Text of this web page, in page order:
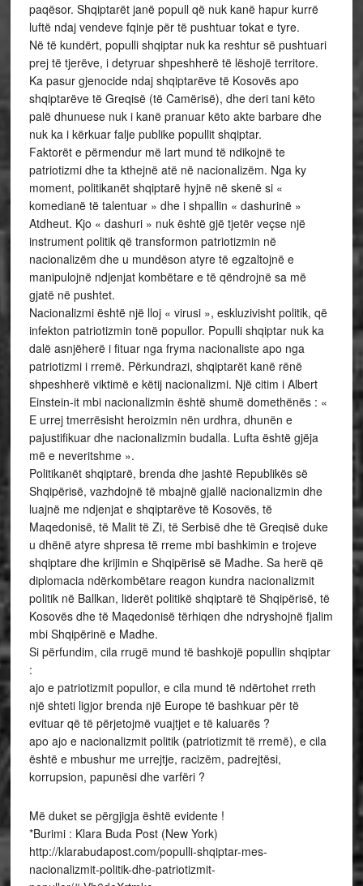
paqësor. Shqiptarët janë popull që nuk kanë hapur kurrë
luftë ndaj vendeve fqinje për të pushtuar tokat e tyre.
Në të kundërt, populli shqiptar nuk ka reshtur së pushtuari
prej të tjerëve, i detyruar shpeshherë të lëshojë territore.
Ka pasur gjenocide ndaj shqiptarëve të Kosovës apo
shqiptarëve të Greqisë (të Camërisë), dhe deri tani këto
palë dhunuese nuk i kanë pranuar këto akte barbare dhe
nuk ka i kërkuar falje publike popullit shqiptar.
Faktorët e përmendur më lart mund të ndikojnë te
patriotizmi dhe ta kthejnë atë në nacionalizëm. Nga ky
moment, politikanët shqiptarë hyjnë në skenë si «
komedianë të talentuar » dhe i shpallin « dashurinë »
Atdheut. Kjo « dashuri » nuk është gjë tjetër veçse një
instrument politik që transformon patriotizmin në
nacionalizëm dhe u mundëson atyre të egzaltojnë e
manipulojnë ndjenjat kombëtare e të qëndrojnë sa më
gjatë në pushtet.
Nacionalizmi është një lloj « virusi », eskluzivisht politik, që
infekton patriotizmin tonë popullor. Populli shqiptar nuk ka
dalë asnjëherë i fituar nga fryma nacionaliste apo nga
patriotizmi i rremë. Përkundrazi, shqiptarët kanë rënë
shpeshherë viktimë e këtij nacionalizmi. Një citim i Albert
Einstein-it mbi nacionalizmin është shumë domethënës : «
E urrej tmerrësisht heroizmin nën urdhra, dhunën e
pajustifikuar dhe nacionalizmin budalla. Lufta është gjëja
më e neveritshme ».
Politikanët shqiptarë, brenda dhe jashtë Republikës së
Shqipërisë, vazhdojnë të mbajnë gjallë nacionalizmin dhe
luajnë me ndjenjat e shqiptarëve të Kosovës, të
Maqedonisë, të Malit të Zi, të Serbisë dhe të Greqisë duke
u dhënë atyre shpresa të rreme mbi bashkimin e trojeve
shqiptare dhe krijimin e Shqipërisë së Madhe. Sa herë që
diplomacia ndërkombëtare reagon kundra nacionalizmit
politik në Ballkan, liderët politikë shqiptarë të Shqipërisë, të
Kosovës dhe të Maqedonisë tërhiqen dhe ndryshojnë fjalim
mbi Shqipërinë e Madhe.
Si përfundim, cila rrugë mund të bashkojë popullin shqiptar
:
ajo e patriotizmit popullor, e cila mund të ndërtohet rreth
një shteti ligjor brenda një Europe të bashkuar për të
evituar që të përjetojmë vuajtjet e të kaluarës ?
apo ajo e nacionalizmit politik (patriotizmit të rremë), e cila
është e mbushur me urrejtje, racizëm, padrejtësi,
korrupsion, papunësi dhe varfëri ?
Më duket se përgjigja është evidente !
*Burimi : Klara Buda Post (New York)
http://klarabudapost.com/populli-shqiptar-mes-
nacionalizmit-politik-dhe-patriotizmit-